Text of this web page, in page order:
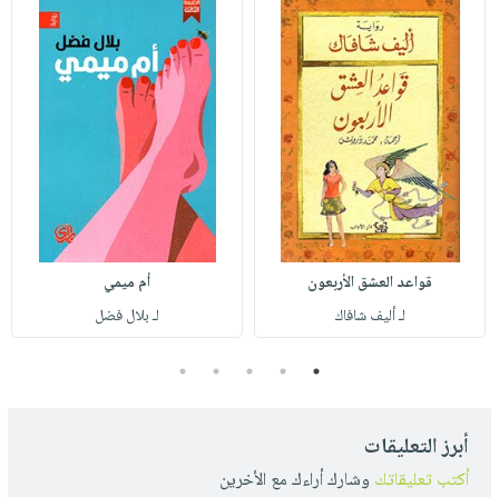
قواعد العشق الأربعون
لـ أليف شافاك
أم ميمي
لـ بلال فضل
1
2
3
4
5
أبرز التعليقات
أكتب تعليقاتك وشارك أراءك مع الأخرين